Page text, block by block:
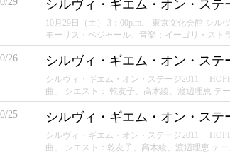
10月29日（土） 3：00p.m. 東京文化会館 シル
モーリス・ベジャール、音楽：イーゴリ・スト
26 シルヴィ・ギエム・オン・ス
シルヴィ・ギエム・オン・ステージ2011
曲」 シエスト： 乾友子、高木綾、渡辺理恵 テ
25 シルヴィ・ギエム・オン・ス
シルヴィ・ギエム・オン・ステージ2011
曲」 シエスト：乾友子、高木綾、渡辺理恵 テ